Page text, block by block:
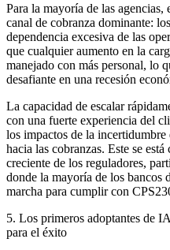
Para la mayoría de las agencias,
canal de cobranza dominante:
dependencia excesiva de las
que cualquier aumento en la
manejado con más personal, lo
desafiante en una recesión
La capacidad de escalar
con una fuerte experiencia del
los impactos de la
hacia las cobranzas. Este se
creciente de los reguladores,
donde la mayoría de los bancos
marcha para cumplir con
5. Los primeros adoptantes de
para el éxito